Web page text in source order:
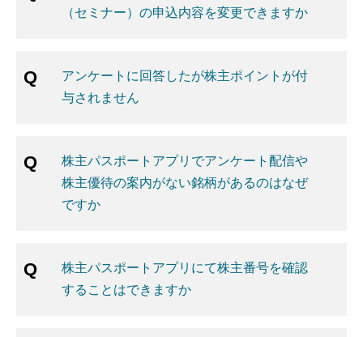
（セミナー）の申込内容を変更できますか
アンケートに回答したが株主ポイントが付
与されません
株主パスポートアプリでアンケート配信や
株主優待の案内がない銘柄があるのはなぜ
ですか
株主パスポートアプリにて株主番号を確認
することはできますか